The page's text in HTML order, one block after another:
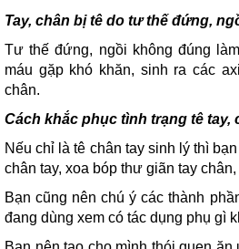
Tay, chân bị tê do tư thế đứng,
Tư thế đứng, ngồi không đúng
máu gặp khó khăn, sinh ra các
chân.
Cách khắc phục tình trạng tê tay,
Nếu chỉ là tê chân tay sinh lý thì
chân tay, xoa bóp thư giãn tay
Bạn cũng nên chú ý các thành
đang dùng xem có tác dụng phụ gì